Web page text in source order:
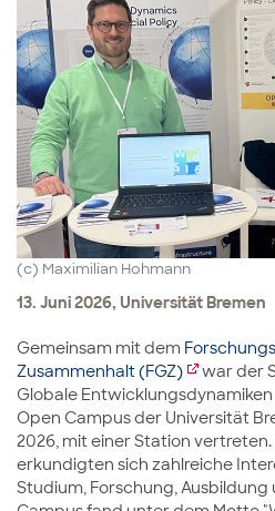
(c) Maximilian Hohmann
13. Juni 2026, Universität Bremen
Gemeinsam mit dem
Zusammenhalt (FGZ)
war der
Globale
Open Campus der Universität
2026, mit einer Station
erkundigten sich zahlreiche
Studium, Forschung, Ausbildung